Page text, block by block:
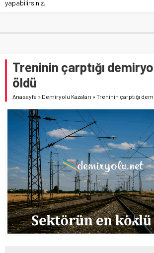
yapabilirsiniz.
Treninin çarptığı
öldü
Anasayfa » Demiryolu Kazaları »Treninin çarptığı